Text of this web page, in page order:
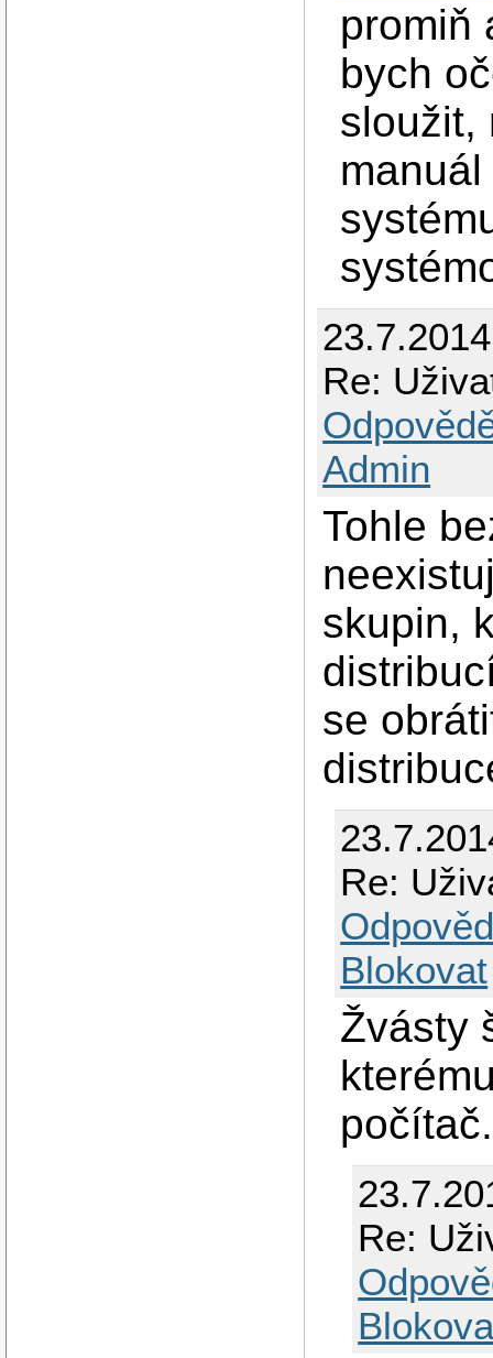
promiň
bych
sloužit,
Re:
Admin
Tohle
skupin,
se
Re:
Blokovat
Žvásty
Re: